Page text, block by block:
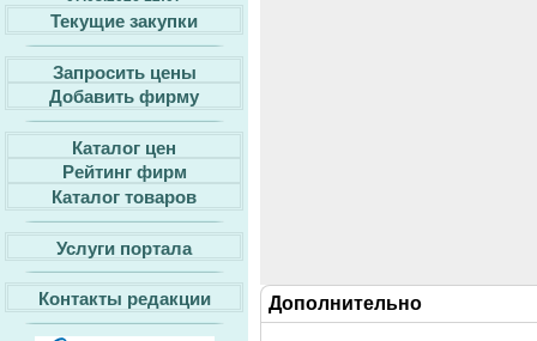
Текущие закупки
Запросить цены
Добавить фирму
Каталог цен
Рейтинг фирм
Каталог товаров
Услуги портала
Контакты редакции Дополнительно